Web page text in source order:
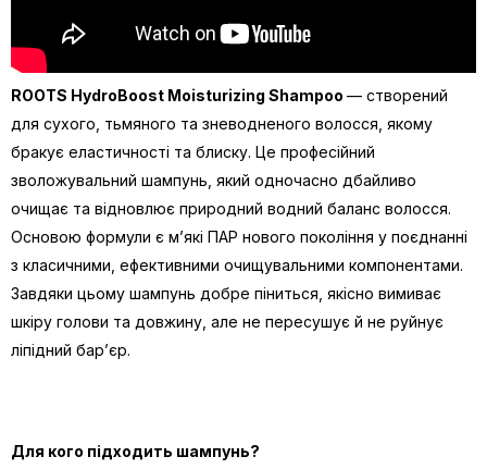
ROOTS HydroBoost Moisturizing Shampoo — створений
для сухого, тьмяного та зневодненого волосся, якому
бракує еластичності та блиску. Це професійний
зволожувальний шампунь, який одночасно дбайливо
очищає та відновлює природний водний баланс волосся.
Основою формули є м’які ПАР нового покоління у поєднанні
з класичними, ефективними очищувальними компонентами.
Завдяки цьому шампунь добре піниться, якісно вимиває
шкіру голови та довжину, але не пересушує й не руйнує
ліпідний бар’єр.
Для кого підходить шампунь?